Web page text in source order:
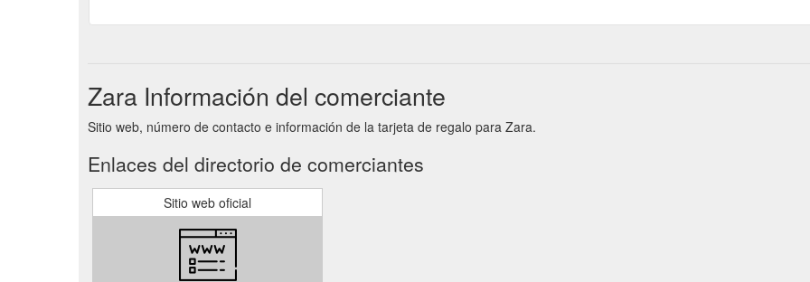
Zara Información del comerciante
Sitio web, número de contacto e información de la tarjeta de regalo para Zara.
Enlaces del directorio de comerciantes
Sitio web oficial